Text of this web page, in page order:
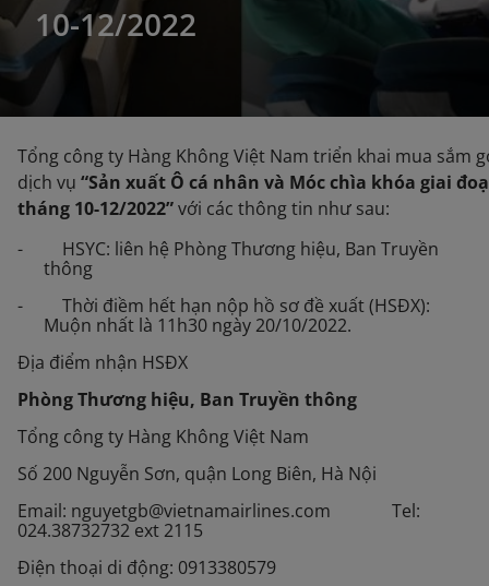
10-12/2022
Tổng công ty Hàng Không Việt Nam triển khai mua sắm
dịch vụ “Sản xuất Ô cá nhân và Móc chìa khóa giai
tháng 10-12/2022”với các thông tin như sau:
- HSYC: liên hệ Phòng Thương hiệu, Ban Truyền
thông
- Thời điềm hết hạn nộp hồ sơ đề xuất (HSĐX):
Muộn nhất là 11h30 ngày 20/10/2022.
Địa điểm nhận HSĐX
Phòng Thương hiệu, Ban Truyền thông
Tổng công ty Hàng Không Việt Nam
Số 200 Nguyễn Sơn, quận Long Biên, Hà Nội
Email: nguyetgb@vietnamairlines.com Tel:
024.38732732 ext 2115
Điện thoại di động: 0913380579